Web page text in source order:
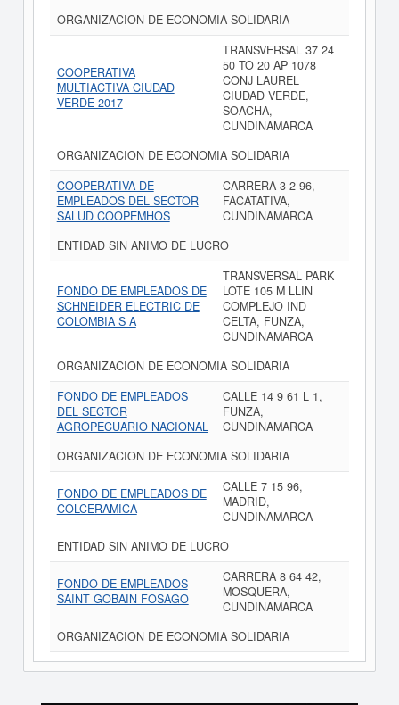
ORGANIZACION DE ECONOMIA SOLIDARIA
COOPERATIVA
MULTIACTIVA CIUDAD
VERDE 2017
TRANSVERSAL 37 24
50 TO 20 AP 1078
CONJ LAUREL
CIUDAD VERDE,
SOACHA,
CUNDINAMARCA
ORGANIZACION DE ECONOMIA SOLIDARIA
COOPERATIVA DE
EMPLEADOS DEL SECTOR
SALUD COOPEMHOS
CARRERA 3 2 96,
FACATATIVA,
CUNDINAMARCA
ENTIDAD SIN ANIMO DE LUCRO
FONDO DE EMPLEADOS DE
SCHNEIDER ELECTRIC DE
COLOMBIA S A
TRANSVERSAL PARK
LOTE 105 M LLIN
COMPLEJO IND
CELTA, FUNZA,
CUNDINAMARCA
ORGANIZACION DE ECONOMIA SOLIDARIA
FONDO DE EMPLEADOS
DEL SECTOR
AGROPECUARIO NACIONAL
CALLE 14 9 61 L 1,
FUNZA,
CUNDINAMARCA
ORGANIZACION DE ECONOMIA SOLIDARIA
FONDO DE EMPLEADOS DE
COLCERAMICA
CALLE 7 15 96,
MADRID,
CUNDINAMARCA
ENTIDAD SIN ANIMO DE LUCRO
FONDO DE EMPLEADOS
SAINT GOBAIN FOSAGO
CARRERA 8 64 42,
MOSQUERA,
CUNDINAMARCA
ORGANIZACION DE ECONOMIA SOLIDARIA